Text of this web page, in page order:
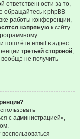
ответственности за то,
обращайтесь к phpBB
работы конференции,
напрямую к сайту
пошлёте email в адрес
третьей стороной,
не получить
с администрацией»,